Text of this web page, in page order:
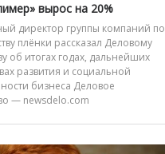
вырос на 20%
директор группы компаний по
плёнки рассказал Деловому
об итогах годах, дальнейших
развития и социальной
бизнеса Деловое
— newsdelo.com